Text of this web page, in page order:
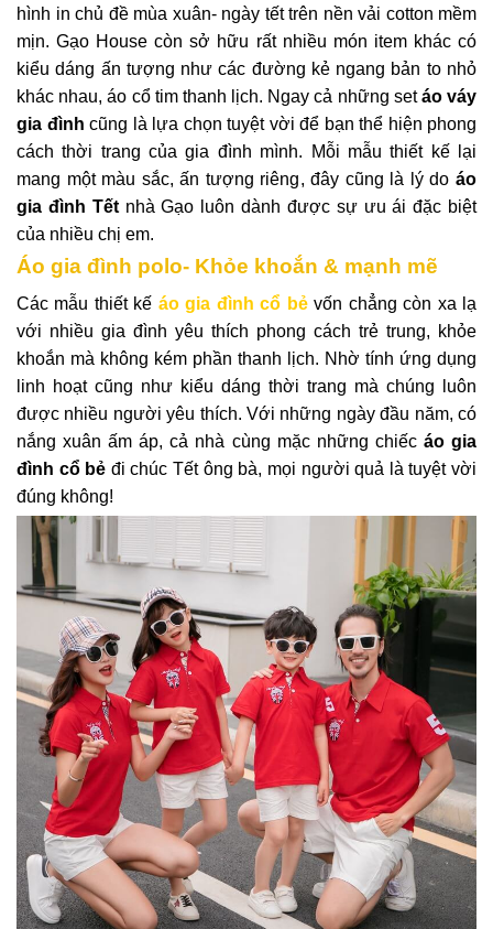
hình in chủ đề mùa xuân- ngày tết trên nền vải cotton mềm
mịn. Gạo House còn sở hữu rất nhiều món item khác có
kiểu dáng ấn tượng như các đường kẻ ngang bản to nhỏ
khác nhau, áo cổ tim thanh lịch. Ngay cả những setáo váy
gia đình cũng là lựa chọn tuyệt vời để bạn thể hiện phong
cách thời trang của gia đình mình. Mỗi mẫu thiết kế lại
mang một màu sắc, ấn tượng riêng, đây cũng là lý do áo
gia đình Tếtnhà Gạo luôn dành được sự ưu ái đặc biệt
của nhiều chị em.
Áo gia đình polo- Khỏe khoắn & mạnh mẽ
Các mẫu thiết kế áo gia đình cổ bẻvốn chẳng còn xa lạ
với nhiều gia đình yêu thích phong cách trẻ trung, khỏe
khoắn mà không kém phần thanh lịch. Nhờ tính ứng dụng
linh hoạt cũng như kiểu dáng thời trang mà chúng luôn
được nhiều người yêu thích. Với những ngày đầu năm, có
nắng xuân ấm áp, cả nhà cùng mặc những chiếc áo gia
đình cổ bẻ đi chúc Tết ông bà, mọi người quả là tuyệt vời
đúng không!